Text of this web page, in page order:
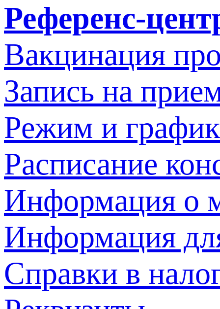
Референс-
Вакцинация
Запись на
Режим и
Расписание
Информация о
Информация
Справки в